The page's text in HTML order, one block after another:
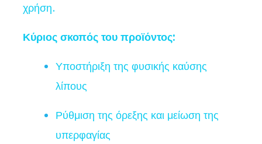
χρήση.
Κύριος σκοπός του προϊόντος:
Υποστήριξη της φυσικής καύσης
λίπους
Ρύθμιση της όρεξης και μείωση της
υπερφαγίας